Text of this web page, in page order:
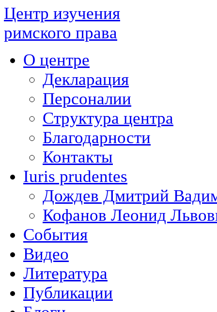
Центр изучения
римского права
О центре
Декларация
Персоналии
Структура центра
Благодарности
Контакты
Iuris prudentes
Дождев Дмитрий
Кофанов Леонид
События
Видео
Литература
Публикации